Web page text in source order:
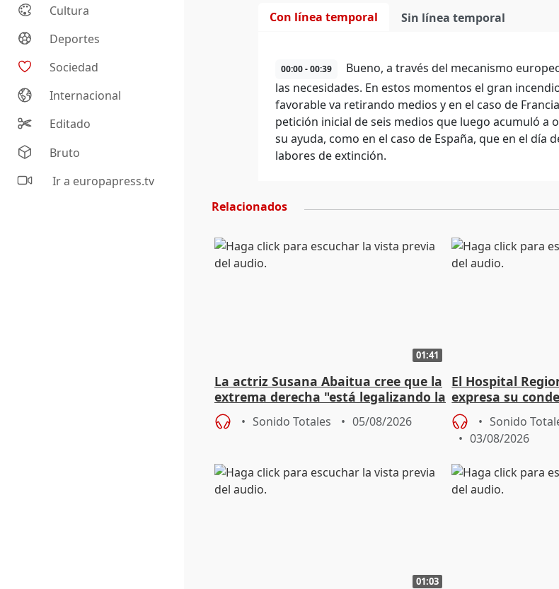
Cultura
Deportes
Sociedad
Internacional
Editado
Bruto
Ir a europapress.tv
Con línea temporal Sin línea temporal
00:00 - 00:39
Bueno, a través del mecanismo
las necesidades. En estos momentos el gran
favorable va retirando medios y en el caso de
petición inicial de seis medios que luego acumuló a
su ayuda, como en el caso de España, que en el
labores de extinción.
Relacionados
01:41
La actriz Susana Abaitua cree que la
extrema derecha "está legalizando la
homofobia"
Sonido Totales 05/08/2026
El Hospital
expresa su
dos enfermeras
Sonido
03/08/2026
01:03